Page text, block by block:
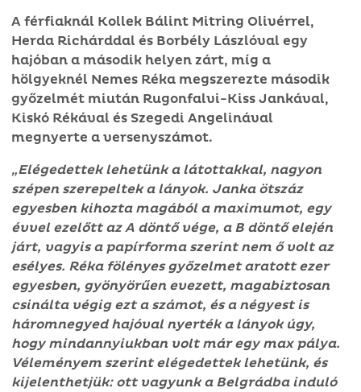
A férfiaknál Kollek Bálint Mitring Olivérrel,
Herda Richárddal és Borbély Lászlóval egy
hajóban a második helyen zárt, míg a
hölgyeknél Nemes Réka megszerezte második
győzelmét miután Rugonfalvi-Kiss Jankával,
Kiskó Rékával és Szegedi Angelinával
megnyerte a versenyszámot.
„Elégedettek lehetünk a látottakkal, nagyon
szépen szerepeltek a lányok. Janka ötszáz
egyesben kihozta magából a maximumot, egy
évvel ezelőtt az A döntő vége, a B döntő elején
járt, vagyis a papírforma szerint nem ő volt az
esélyes. Réka fölényes győzelmet aratott ezer
egyesben, gyönyörűen evezett, magabiztosan
csinálta végig ezt a számot, és a négyest is
háromnegyed hajóval nyerték a lányok úgy,
hogy mindannyiukban volt már egy max pálya.
Véleményem szerint elégedettek lehetünk, és
kijelenthetjük: ott vagyunk a Belgrádba induló